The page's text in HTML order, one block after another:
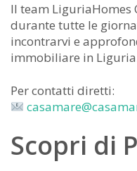
Il team LiguriaHomes
durante tutte le
incontrarvi e
immobiliare in
Per contatti diretti:
Scopri di